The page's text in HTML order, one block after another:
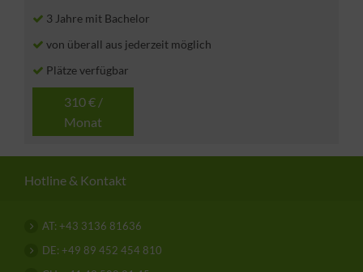
3 Jahre mit Bachelor
von überall aus jederzeit möglich
Plätze verfügbar
310 € /
Monat
Hotline & Kontakt
AT: +43 3136 81636
DE: +49 89 452 454 810